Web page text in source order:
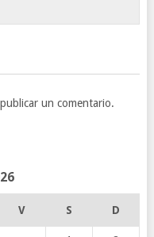
un comentario.
V S D